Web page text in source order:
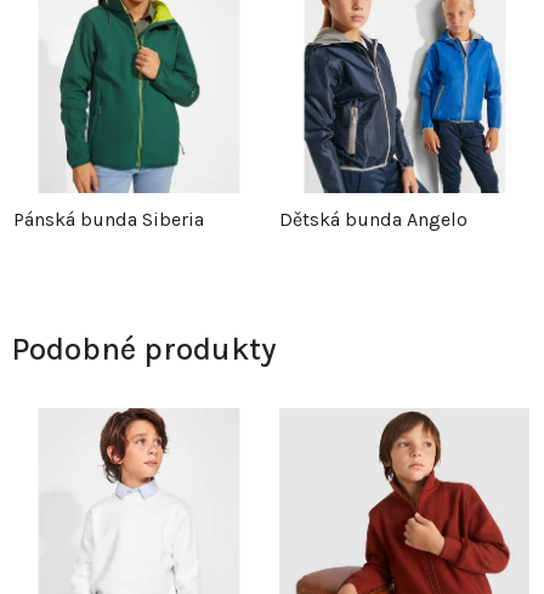
Pánská bunda Siberia Dětská bunda Angelo
Podobné produkty